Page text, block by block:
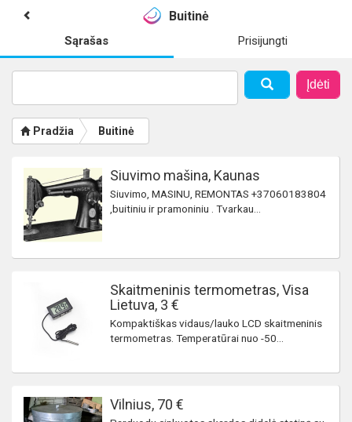
Buitinė
Sąrašas Prisijungti
Įdėti
Pradžia Buitinė
Siuvimo mašina, Kaunas
Siuvimo, MASINU, REMONTAS +37060183804
,buitiniu ir pramoniniu . Tvarkau...
Skaitmeninis termometras, Visa
Lietuva, 3 €
Kompaktiškas vidaus/lauko LCD skaitmeninis
termometras. Temperatūrai nuo -50...
Vilnius, 70 €